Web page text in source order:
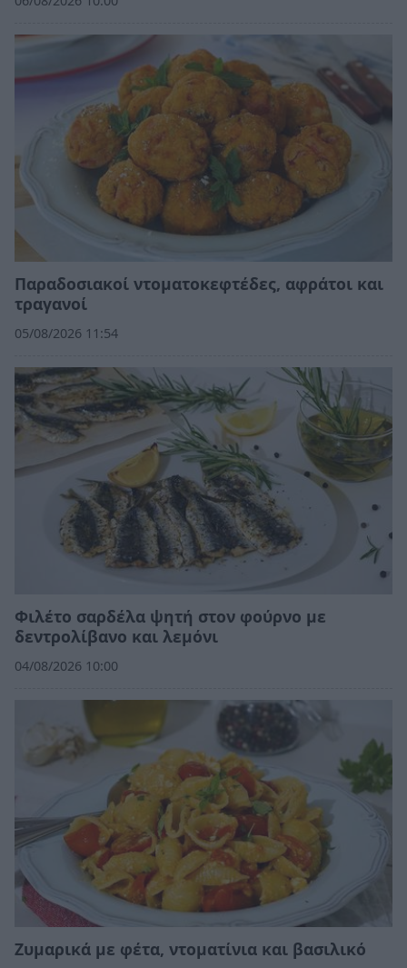
Παραδοσιακοί ντοματοκεφτέδες, αφράτοι και
τραγανοί
05/08/2026 11:54
Φιλέτο σαρδέλα ψητή στον φούρνο με
δεντρολίβανο και λεμόνι
04/08/2026 10:00
Ζυμαρικά με φέτα, ντοματίνια και βασιλικό